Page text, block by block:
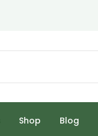
Shop Blog